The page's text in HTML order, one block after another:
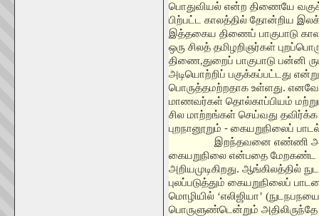
பொதுவியல் என்ற திணையே
பிற்பட்ட காலத்தில் தோன்றிய
இத்தகைய திணைப் பாகுபாடு
ஒரு சிலத் தமிழறிஞர்கள்
திணை,துறைப் பாகுபாடு
அடியொற்றிப் பகுக்கப்பட்டது
பொருத்தமற்றதாக உள்ளது.
மாணவர்கள் தொல்காப்பியம் மற்றும்
சில மாற்றங்கள் செய்வது தவிர்க்க
புறநானூறும் - கையறுநிலைப்
இறந்தவனை எண்ணி
கையறுநிலை என்பதை மேறகண்ட
அறியமுடிகிறது. ஆங்கிலத்தில்
புலப்படுத்தும் கையறுநிலைப்
மொழியில் ‘எலிஜியா’ (
பொருளுண்டென்றும்